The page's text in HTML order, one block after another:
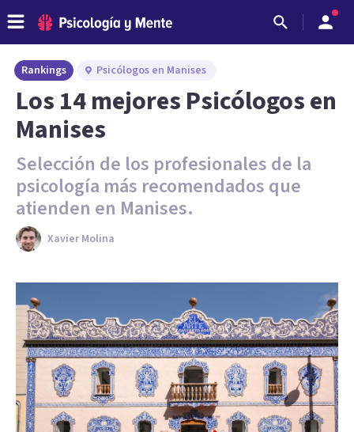
Rankings Psicólogos en Manises
Los 14 mejores Psicólogos en
Manises
Selección de los profesionales de la
psicología más recomendados que
atienden en Manises.
Xavier Molina